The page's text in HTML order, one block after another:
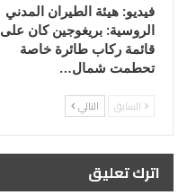
فيديو: هيئة الطيران المدني
الروسية: بريغوجين كان على
قائمة ركاب طائرة خاصة
تحطمت شمال…
السابق التالي
اترك تعليق